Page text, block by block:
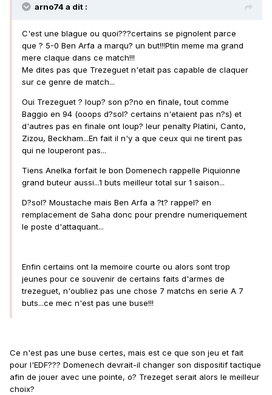
arno74 a dit :
C'est une blague ou quoi???certains se pignolent parce
que ? 5-0 Ben Arfa a marqu? un but!!!Ptin meme ma grand
mere claque dans ce match!!!
Me dites pas que Trezeguet n'etait pas capable de claquer
sur ce genre de match...
Oui Trezeguet ? loup? son p?no en finale, tout comme
Baggio en 94 (ooops d?sol? certains n'etaient pas n?s) et
d'autres pas en finale ont loup? leur penalty Platini, Canto,
Zizou, Beckham...En fait il n'y a que ceux qui ne tirent pas
qui ne louperont pas...
Tiens Anelka forfait le bon Domenech rappelle Piquionne
grand buteur aussi...1 buts meilleur total sur 1 saison...
D?sol? Moustache mais Ben Arfa a ?t? rappel? en
remplacement de Saha donc pour prendre numeriquement
le poste d'attaquant...
Enfin certains ont la memoire courte ou alors sont trop
jeunes pour ce souvenir de certains faits d'armes de
trezeguet, n'oubliez pas une chose 7 matchs en serie A 7
buts...ce mec n'est pas une buse!!!
Ce n'est pas une buse certes, mais est ce que son jeu et fait
pour l'EDF??? Domenech devrait-il changer son dispositif tactique
afin de jouer avec une pointe, o? Trezeget serait alors le meilleur
choix?